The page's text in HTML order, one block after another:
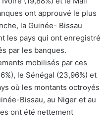
ont approuvé le plus
la Guinée- Bissau
les pays qui ont enregistré
par les banques.
mobilisés par ces
le Sénégal (23,96%) et
où les montants octroyés
Bissau, au Niger et au
ont été nettement